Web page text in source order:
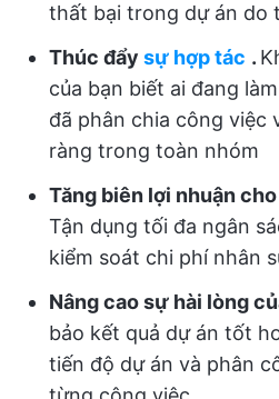
thất bại trong dự án do
Thúc đẩy sự hợp tác .
của bạn biết ai đang
đã phân chia công việc
ràng trong toàn nhóm
Tăng biên lợi nhuận
Tận dụng tối đa ngân
kiểm soát chi phí nhân
Nâng cao sự hài lòng
bảo kết quả dự án tốt
tiến độ dự án và phân